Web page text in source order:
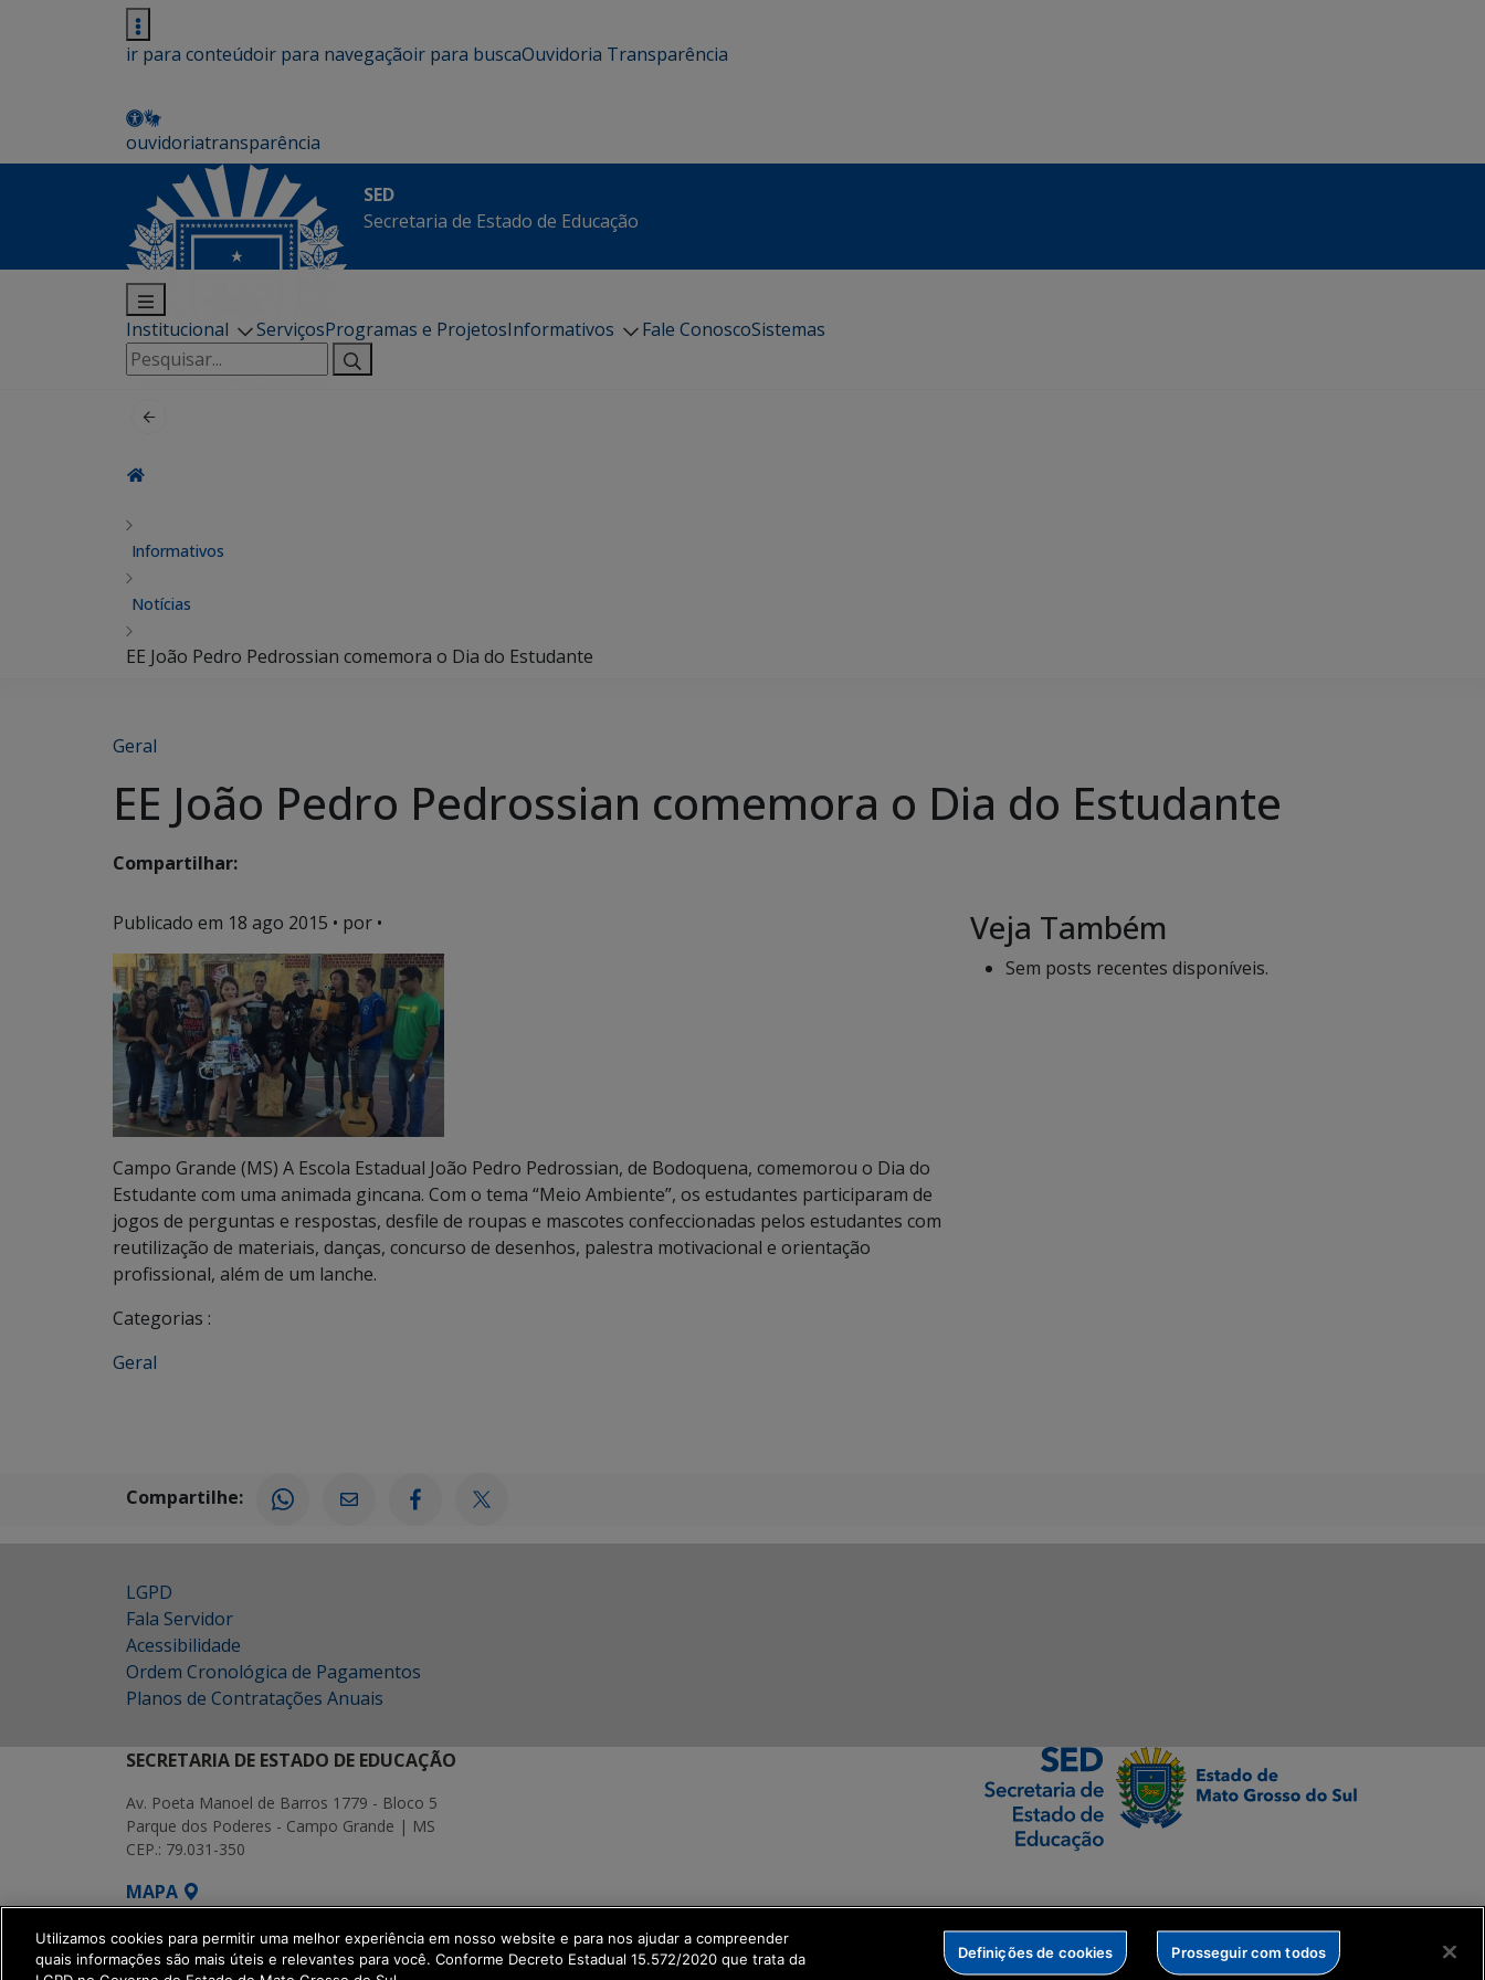
ir para conteúdoir para navegaçãoir para buscaOuvidoria Transparência
ouvidoriatransparência
SED
Secretaria de Estado de Educação
Institucional ServiçosProgramas e ProjetosInformativos Fale ConoscoSistemas
Pesquisar
por:
Informativos
Notícias
EE João Pedro Pedrossian comemora o Dia do Estudante
Geral
EE João Pedro Pedrossian comemora o Dia do Estudante
Compartilhar:
Publicado em 18 ago 2015 • por •
Campo Grande (MS) A Escola Estadual João Pedro Pedrossian, de Bodoquena, comemorou o Dia do
Estudante com uma animada gincana. Com o tema “Meio Ambiente”, os estudantes participaram de
jogos de perguntas e respostas, desfile de roupas e mascotes confeccionadas pelos estudantes com
reutilização de materiais, danças, concurso de desenhos, palestra motivacional e orientação
profissional, além de um lanche.
Categorias :
Geral
Veja Também
Sem posts recentes disponíveis.
Compartilhe:
LGPD
Fala Servidor
Acessibilidade
Ordem Cronológica de Pagamentos
Planos de Contratações Anuais
SECRETARIA DE ESTADO DE EDUCAÇÃO
Av. Poeta Manoel de Barros 1779 - Bloco 5
Parque dos Poderes - Campo Grande | MS
CEP.: 79.031-350
MAPA
SETDIG | Secretaria-Executiva de Transformação Digital
Utilizamos cookies para permitir uma melhor experiência em nosso website e para nos ajudar a compreender
quais informações são mais úteis e relevantes para você. Conforme Decreto Estadual 15.572/2020 que trata da
Definições de cookies Prosseguir com todos